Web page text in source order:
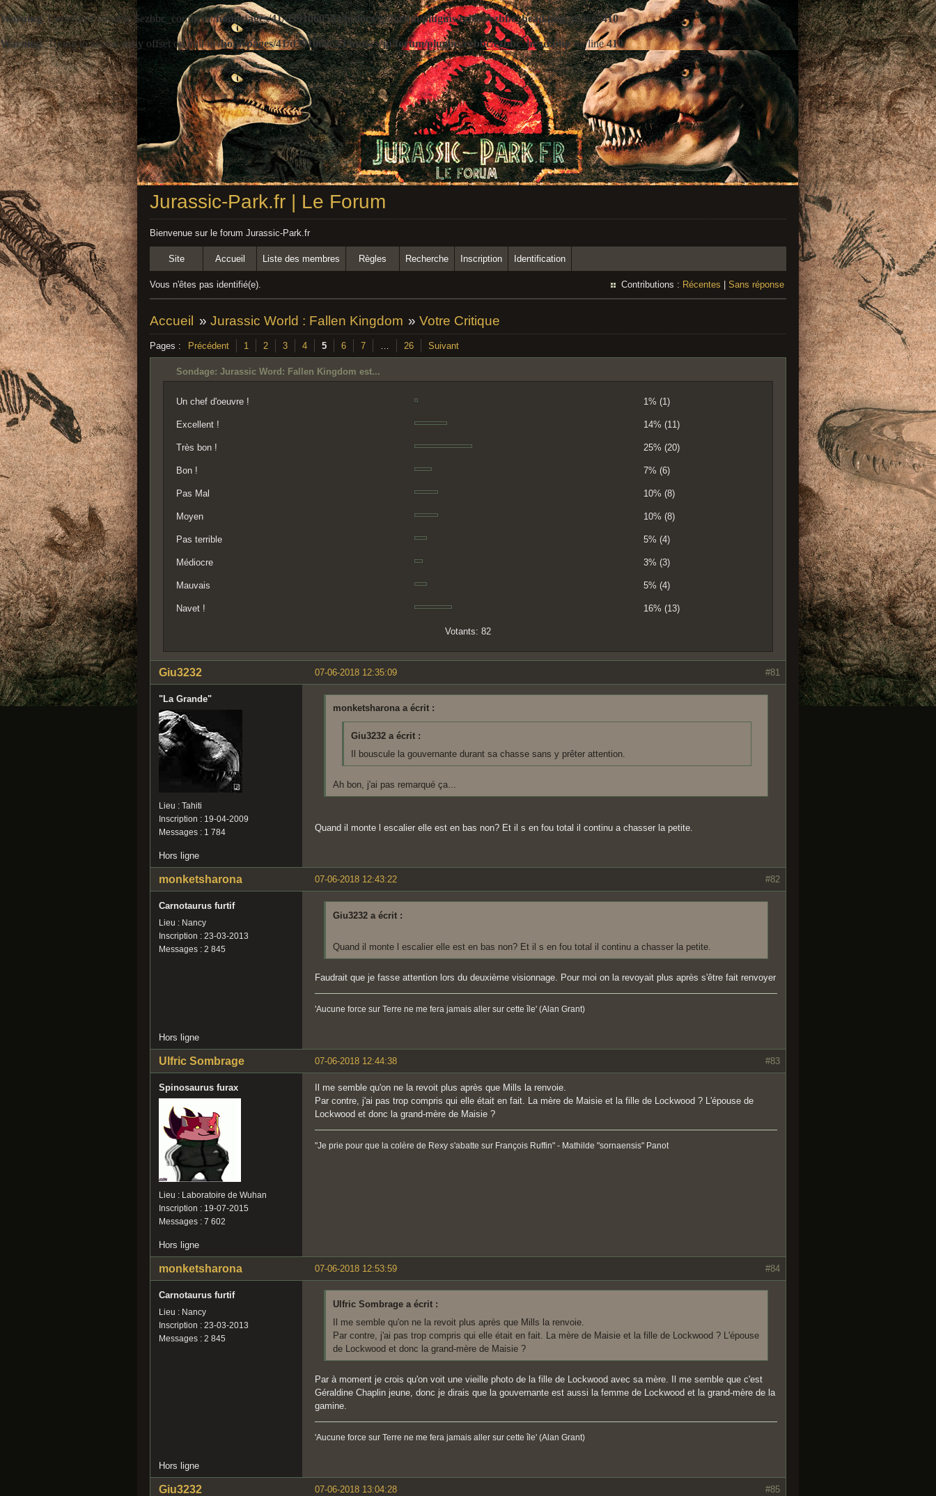
Warning: Undefined variable $ezbbc_config in/homepages/41/d391060533/htdocs/jp/forum/plugins/ezbbc/ezbbc_head.phpon line410
Warning: Trying to access array offset on null in/homepages/41/d391060533/htdocs/jp/forum/plugins/ezbbc/ezbbc_head.phpon line410
Jurassic-Park.fr | Le Forum
Bienvenue sur le forum Jurassic-Park.fr
Site Accueil Liste des membres Règles Recherche Inscription Identification
Vous n'êtes pas identifié(e). Contributions : Récentes Sans réponse
Accueil » Jurassic World : Fallen Kingdom »Votre Critique
Pages : Précédent 1 2 3 4 5 6 7 … 26 Suivant
Sondage: Jurassic Word: Fallen Kingdom est...
Un chef d'oeuvre ! 1% (1)
Excellent ! 14% (11)
Très bon ! 25% (20)
Bon ! 7% (6)
Pas Mal 10% (8)
Moyen 10% (8)
Pas terrible 5% (4)
Médiocre 3% (3)
Mauvais 5% (4)
Navet ! 16% (13)
Votants: 82
#81
07-06-2018 12:35:09
Giu3232
"La Grande"
Lieu : Tahiti
Inscription : 19-04-2009
Messages : 1 784
monketsharona a écrit :
Giu3232 a écrit :
Il bouscule la gouvernante durant sa chasse sans y prêter attention.
Ah bon, j'ai pas remarqué ça...
Quand il monte l escalier elle est en bas non? Et il s en fou total il continu a chasser la petite.
Hors ligne
#82
07-06-2018 12:43:22
monketsharona
Carnotaurus furtif
Lieu : Nancy
Inscription : 23-03-2013
Messages : 2 845
Giu3232 a écrit :
Quand il monte l escalier elle est en bas non? Et il s en fou total il continu a chasser la petite.
Faudrait que je fasse attention lors du deuxième visionnage. Pour moi on la revoyait plus après s'être fait renvoyer
'Aucune force sur Terre ne me fera jamais aller sur cette île' (Alan Grant)
Hors ligne
#83
07-06-2018 12:44:38
Ulfric Sombrage
Spinosaurus furax
Lieu : Laboratoire de Wuhan
Inscription : 19-07-2015
Messages : 7 602
Il me semble qu'on ne la revoit plus après que Mills la renvoie.
Par contre, j'ai pas trop compris qui elle était en fait. La mère de Maisie et la fille de Lockwood ? L'épouse de
Lockwood et donc la grand-mère de Maisie ?
"Je prie pour que la colère de Rexy s'abatte sur François Ruffin" - Mathilde "sornaensis" Panot
Hors ligne
#84
07-06-2018 12:53:59
monketsharona
Carnotaurus furtif
Lieu : Nancy
Inscription : 23-03-2013
Messages : 2 845
Ulfric Sombrage a écrit :
Il me semble qu'on ne la revoit plus après que Mills la renvoie.
Par contre, j'ai pas trop compris qui elle était en fait. La mère de Maisie et la fille de Lockwood ? L'épouse
de Lockwood et donc la grand-mère de Maisie ?
Par à moment je crois qu'on voit une vieille photo de la fille de Lockwood avec sa mère. Il me semble que c'est
Géraldine Chaplin jeune, donc je dirais que la gouvernante est aussi la femme de Lockwood et la grand-mère de la
gamine.
'Aucune force sur Terre ne me fera jamais aller sur cette île' (Alan Grant)
Hors ligne
#85
07-06-2018 13:04:28
Giu3232